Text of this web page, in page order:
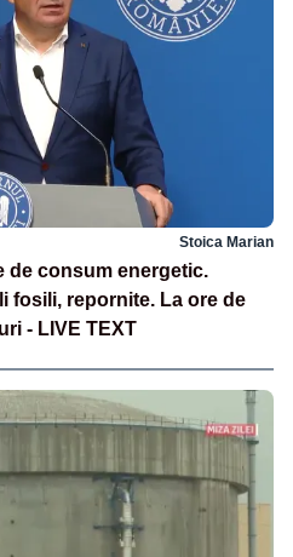
Stoica Marian
de consum energetic.
fosili, repornite. La ore de
- LIVE TEXT